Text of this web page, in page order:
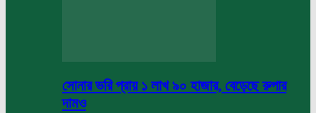
সোনার ভরি প্রায় ১ লাখ ৯০ হাজার, বেড়েছে রুপার
দামও